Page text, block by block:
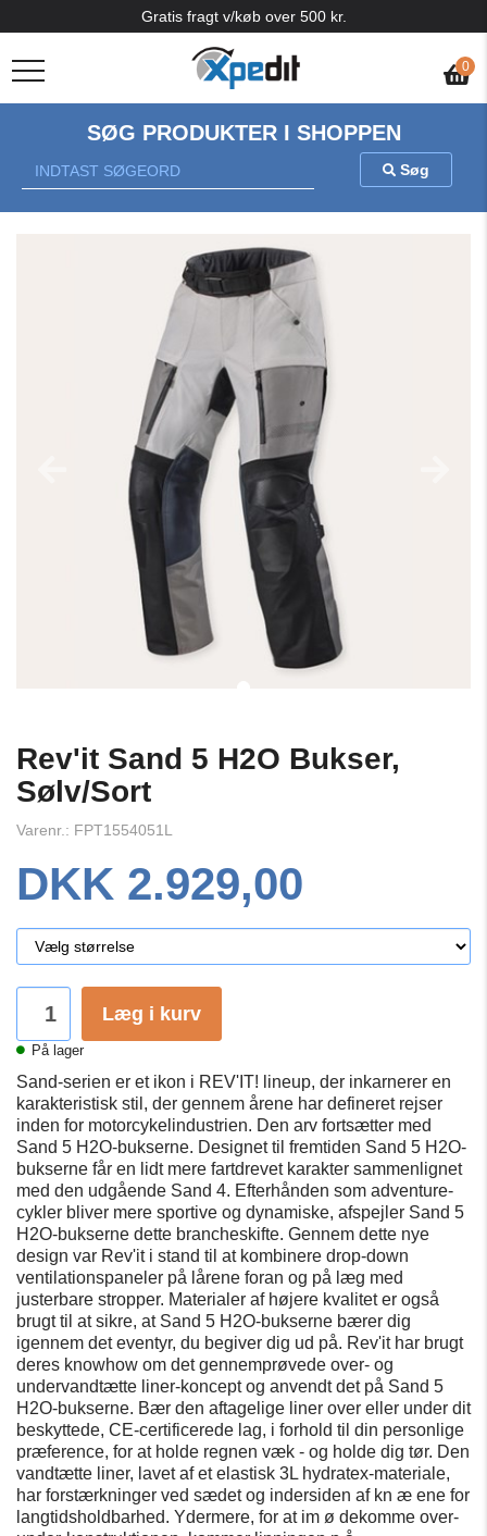
0
Gratis fragt v/køb over 500 kr.
SØG PRODUKTER I SHOPPEN
Søg
Rev'it Sand 5 H2O Bukser,
Sølv/Sort
Varenr.: FPT1554051L
DKK 2.929,00
Læg i kurv
På lager
Sand-serien er et ikon i REV'IT! lineup, der inkarnerer en
karakteristisk stil, der gennem årene har defineret rejser
inden for motorcykelindustrien. Den arv fortsætter med
Sand 5 H2O-bukserne. Designet til fremtiden Sand 5 H2O-
bukserne får en lidt mere fartdrevet karakter sammenlignet
med den udgående Sand 4. Efterhånden som adventure-
cykler bliver mere sportive og dynamiske, afspejler Sand 5
H2O-bukserne dette brancheskifte. Gennem dette nye
design var Rev'it i stand til at kombinere drop-down
ventilationspaneler på lårene foran og på læg med
justerbare stropper. Materialer af højere kvalitet er også
brugt til at sikre, at Sand 5 H2O-bukserne bærer dig
igennem det eventyr, du begiver dig ud på. Rev'it har brugt
deres knowhow om det gennemprøvede over- og
undervandtætte liner-koncept og anvendt det på Sand 5
H2O-bukserne. Bær den aftagelige liner over eller under dit
beskyttede, CE-certificerede lag, i forhold til din personlige
præference, for at holde regnen væk - og holde dig tør. Den
vandtætte liner, lavet af et elastisk 3L hydratex-materiale,
har forstærkninger ved sædet og indersiden af ​​​​​kn æ ene for
langtidsholdbarhed. Ydermere, for at im ø dekomme over-